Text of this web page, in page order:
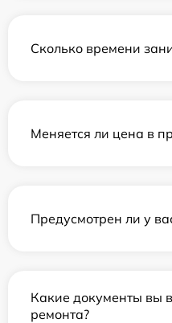
Сколько времени
Меняется ли цена в
Предусмотрен ли у
Какие документы вы
ремонта?